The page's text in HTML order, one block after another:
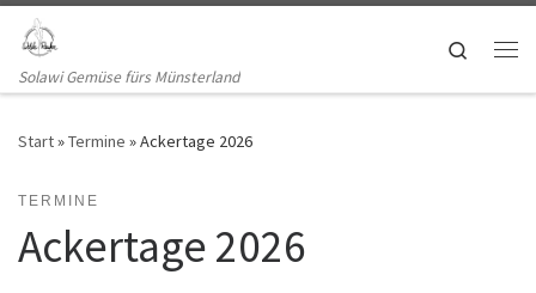
Zum Inhalt springen
Solawi Gemüse fürs Münsterland
Search
Start»Termine »Ackertage 2026
TERMINE
Ackertage 2026